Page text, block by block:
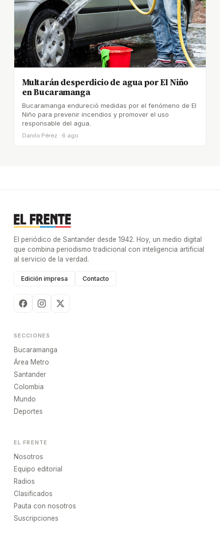
Multarán desperdicio de agua por El Niño
en Bucaramanga
Bucaramanga endureció medidas por el fenómeno de El
Niño para prevenir incendios y promover el uso
responsable del agua.
Danilo Pérez · 6 ago.
El periódico de Santander desde 1942. Hoy, un medio digital
que combina periodismo tradicional con inteligencia artificial
al servicio de la verdad.
Edición impresa Contacto
SECCIONES
Bucaramanga
Área Metro
Santander
Colombia
Mundo
Deportes
EL FRENTE
Nosotros
Equipo editorial
Radios
Clasificados
Pauta con nosotros
Suscripciones